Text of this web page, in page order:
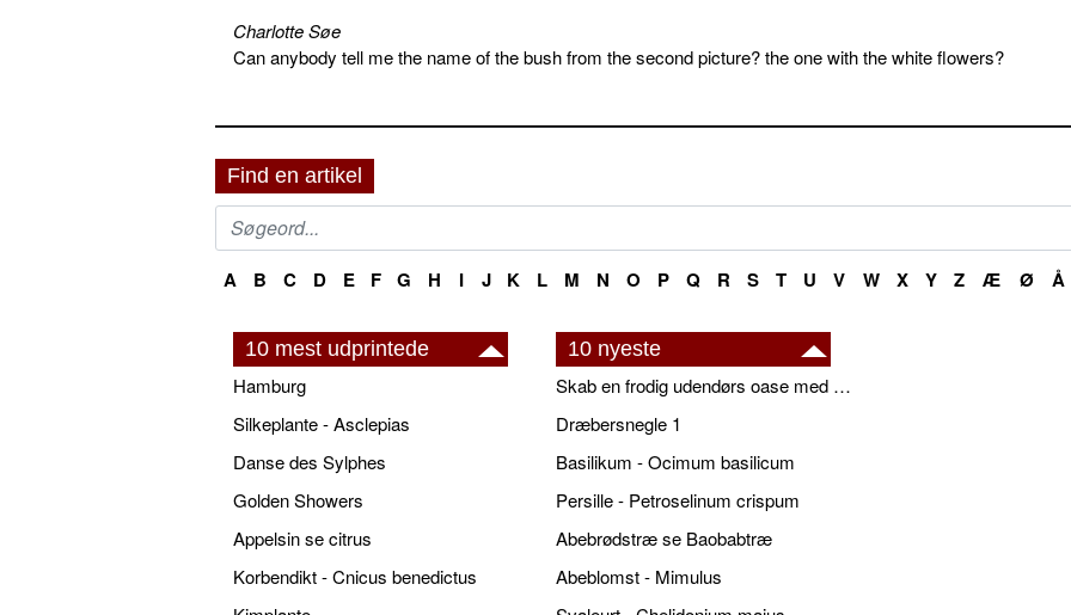
Charlotte Søe
Can anybody tell me the name of the bush from the second picture? the one with the white flowers?
Find en artikel
A B C D E F G H I J K L M N O P Q R S T U V W X Y Z Æ Ø Å
10 mest udprintede
Hamburg
Silkeplante - Asclepias
Danse des Sylphes
Golden Showers
Appelsin se citrus
Korbendikt - Cnicus benedictus
10 nyeste
Skab en frodig udendørs oase med smukke plantekrukker og elegante espalier
Dræbersnegle 1
Basilikum - Ocimum basilicum
Persille - Petroselinum crispum
Abebrødstræ se Baobabtræ
Abeblomst - Mimulus